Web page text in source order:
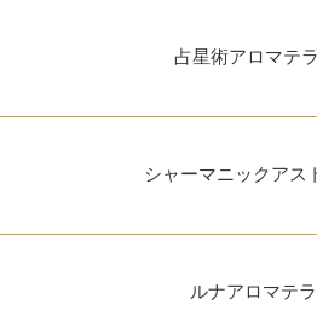
占星術アロマテ
シャーマニックアス
ルナアロマテ